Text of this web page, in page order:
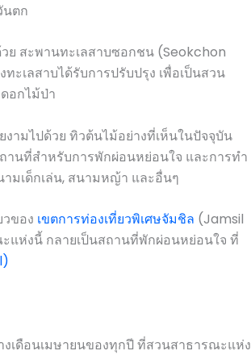
นตก
ย สะพานทะเลสาบซอกชน (Seokchon
ะเลสาบได้รับการปรับปรุง เพื่อเป็นสวน
อกไม้ป่า
ามไปด้วย ทิวต้นไม้อย่างที่เห็นในปัจจุบัน
นที่สำหรับการพักผ่อนหย่อนใจ และการทำ
มเด็กเล่น, สนามหญ้า และอื่นๆ
ของ เขตการท่องเที่ยวพิเศษจัมชิล (Jamsil
แห่งนี้ กลายเป็นสถานที่พักผ่อนหย่อนใจ ที่
เดือนเมษายนของทุกปี ที่สวนสาธารณะแห่ง